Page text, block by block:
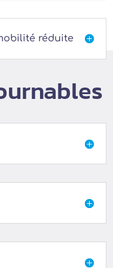

réduite


